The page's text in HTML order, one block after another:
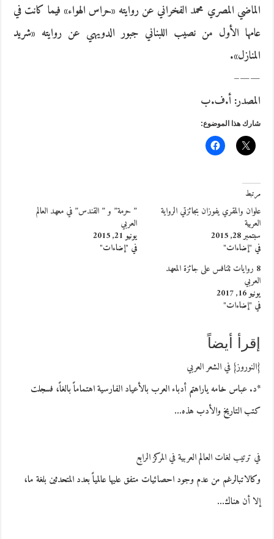
الماضي المصري محمد الفخراني عن روايته «حراس الهواء» فيما كانت في
عامها الأول من نصيب اللبناني جبور الدويهي عن روايته «شريد
المنازل».
——–
المصدر: أ.ف.ب
شارك هذا الموضوع:
مرتبط
علوان والمقري يفوزان بجائزتي الرواية
العربية
سبتمبر 28, 2015
في "إضاءات"
” حرمة” و ” القندس” في معهد العالم
العربي
يونيو 21, 2015
في "إضاءات"
8 روايات تتنافس على جائزة المعهد
العربي
يونيو 16, 2017
في "إضاءات"
إقرأ أيضاً
{النوروز} في الشعر العربي
*د. عباس خامه ياراهتم أدباء العرب بالأعياد الفارسية اهتماماً بالغاً، فسجلت
كتب التاريخ والأدب هذه…
في ترتيب لغات العالم العربية في المركز الرابع
وكالاتبالرغم من عدم وجود احصائيات متفق عليها عالمياً بعدد المتحدثين بلغة ما،
إلا أن هناك…